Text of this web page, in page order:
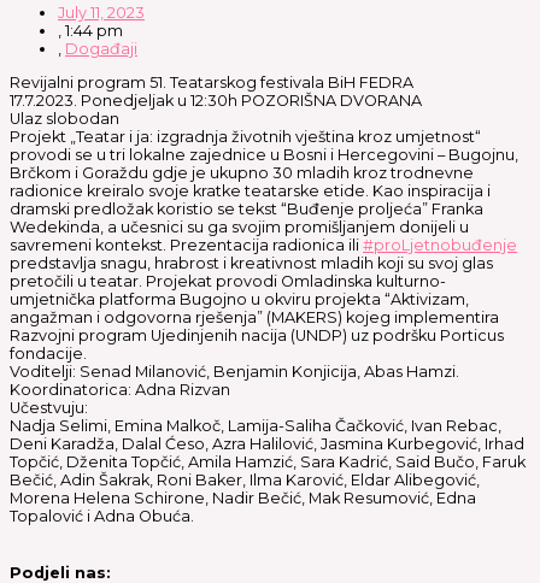
July 11, 2023
1:44 pm
Događaji
Revijalni program 51. Teatarskog festivala BiH FEDRA
17.7.2023. Ponedjeljak u 12:30h POZORIŠNA DVORANA
Ulaz slobodan
Projekt „Teatar i ja: izgradnja životnih vještina kroz umjetnost“
provodi se u tri lokalne zajednice u Bosni i Hercegovini – Bugojnu,
Brčkom i Goraždu gdje je ukupno 30 mladih kroz trodnevne
radionice kreiralo svoje kratke teatarske etide. Kao inspiracija i
dramski predložak koristio se tekst “Buđenje proljeća” Franka
Wedekinda, a učesnici su ga svojim promišljanjem donijeli u
savremeni kontekst. Prezentacija radionica ili #proLjetnobuđenje
predstavlja snagu, hrabrost i kreativnost mladih koji su svoj glas
pretočili u teatar. Projekat provodi Omladinska kulturno-
umjetnička platforma Bugojno u okviru projekta “Aktivizam,
angažman i odgovorna rješenja” (MAKERS) kojeg implementira
Razvojni program Ujedinjenih nacija (UNDP) uz podršku Porticus
fondacije.
Voditelji: Senad Milanović, Benjamin Konjicija, Abas Hamzi.
Koordinatorica: Adna Rizvan
Učestvuju:
Nadja Selimi, Emina Malkoč, Lamija-Saliha Čačković, Ivan Rebac,
Deni Karadža, Dalal Ćeso, Azra Halilović, Jasmina Kurbegović, Irhad
Topčić, Dženita Topčić, Amila Hamzić, Sara Kadrić, Said Bučo, Faruk
Bečić, Adin Šakrak, Roni Baker, Ilma Karović, Eldar Alibegović,
Morena Helena Schirone, Nadir Bečić, Mak Resumović, Edna
Topalović i Adna Obuća.
Podjeli nas: